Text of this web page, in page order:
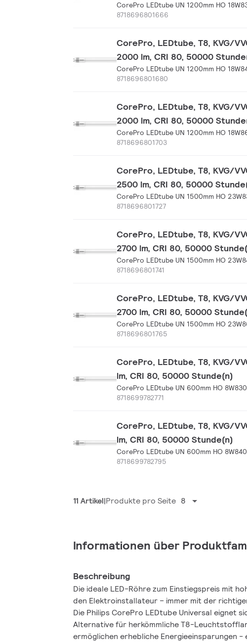
CorePro LEDtube UN 1200mm HO
8718696801666
CorePro, LEDtube, T8, KVG/
2000 lm, CRI 80, 50000
CorePro LEDtube UN 1200mm HO
8718696801680
CorePro, LEDtube, T8, KVG/
2000 lm, CRI 80, 50000
CorePro LEDtube UN 1200mm HO
8718696801703
CorePro, LEDtube, T8, KVG/
2500 lm, CRI 80, 50000
CorePro LEDtube UN 1500mm HO
8718696801727
CorePro, LEDtube, T8, KVG/
2700 lm, CRI 80, 50000
CorePro LEDtube UN 1500mm HO
8718696801741
CorePro, LEDtube, T8, KVG/
2700 lm, CRI 80, 50000
CorePro LEDtube UN 1500mm HO
8718696801765
CorePro, LEDtube, T8, KVG/
lm, CRI 80, 50000 Stunde(n)
CorePro LEDtube UN 600mm HO
8718699782771
CorePro, LEDtube, T8, KVG/
lm, CRI 80, 50000 Stunde(n)
CorePro LEDtube UN 600mm HO
8718699782795
11 Artikel Produkte pro Seite 8
Informationen über
Beschreibung
Die ideale LED-Röhre zum Einstiegspreis mit
den Elektroinstallateur – immer mit der
Die Philips CorePro LEDtube Universal eignet
Alternative für herkömmliche T8-
ermöglichen erhebliche Energieeinsparungen -